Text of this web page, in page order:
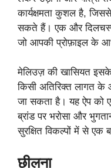
कार्यक्षमता कुशल है,
सकते हैं। एक और
जो आपकी प्रोफ़ाइल के
मेलिउज़ की खासियत
किसी अतिरिक्त लागत के
जा सकता है। यह ऐप को
ब्रांड पर भरोसा और
सुरक्षित विकल्पों में से एक
छीलना